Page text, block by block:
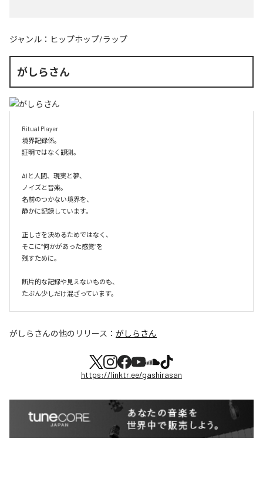
ジャンル： ヒップホップ/ラップ
がしらさん
Ritual Player
境界記録係。
証明ではなく観測。
AIと人間、現実と夢、
ノイズと音楽。
名前のつかない境界を、
静かに記録しています。
正しさを決めるためではなく、
そこに“何かがあった感覚”を
残すために。
断片的な記録や見えないものも、
たぶん少しだけ混ざっています。
がしらさんの他のリリース： がしらさん
https://linktr.ee/gashirasan